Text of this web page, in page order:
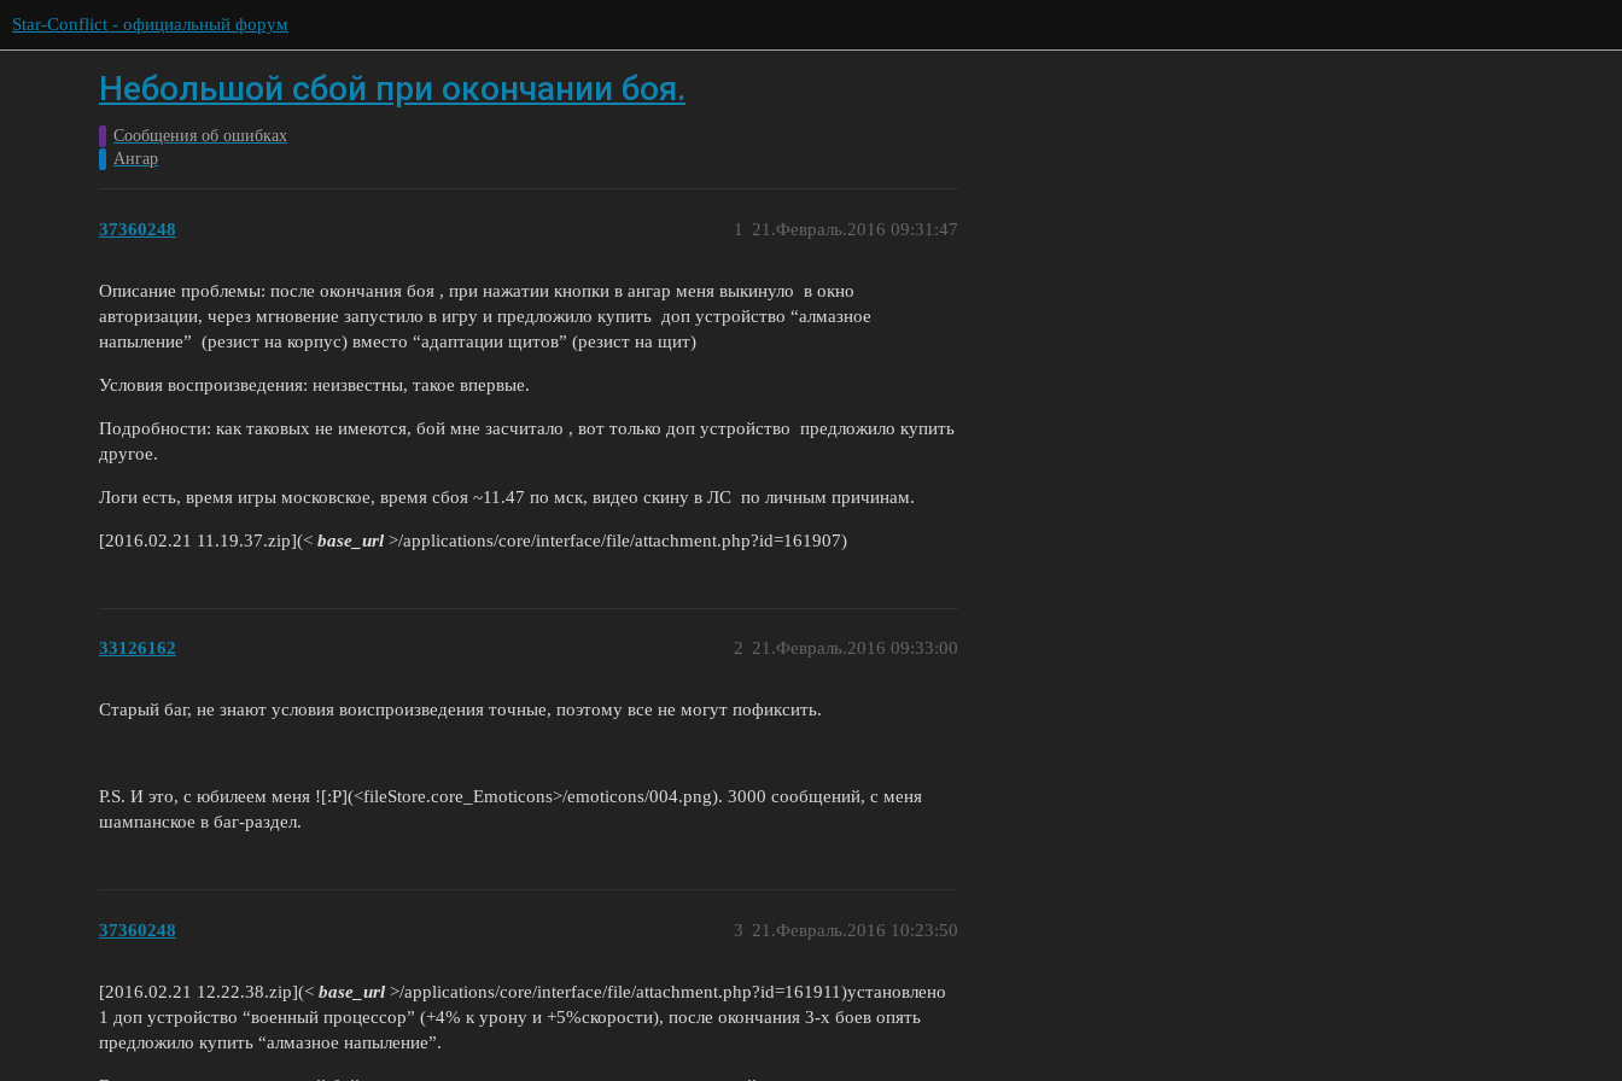
Star-Conflict - официальный форум
Небольшой сбой при окончании боя.
Сообщения об ошибках
Ангар
37360248 21.Февраль.2016 09:31:47
1
Описание проблемы: после окончания боя , при нажатии кнопки в ангар меня выкинуло в окно
авторизации, через мгновение запустило в игру и предложило купить доп устройство “алмазное
напыление” (резист на корпус) вместо “адаптации щитов” (резист на щит)
Условия воспроизведения: неизвестны, такое впервые.
Подробности: как таковых не имеются, бой мне засчитало , вот только доп устройство предложило купить
другое.
Логи есть, время игры московское, время сбоя ~11.47 по мск, видео скину в ЛС по личным причинам.
[2016.02.21 11.19.37.zip](< base_url >/applications/core/interface/file/attachment.php?id=161907)
33126162 21.Февраль.2016 09:33:00
2
Старый баг, не знают условия воиспроизведения точные, поэтому все не могут пофиксить.
P.S. И это, с юбилеем меня ![:P](<fileStore.core_Emoticons>/emoticons/004.png). 3000 сообщений, с меня
шампанское в баг-раздел.
37360248 21.Февраль.2016 10:23:50
3
[2016.02.21 12.22.38.zip](< base_url >/applications/core/interface/file/attachment.php?id=161911)установлено
1 доп устройство “военный процессор” (+4% к урону и +5%скорости), после окончания 3-х боев опять
предложило купить “алмазное напыление”.